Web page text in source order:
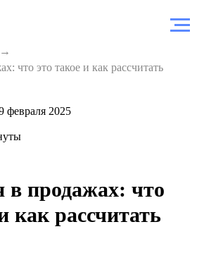
→
что это такое и как рассчитать
февраля 2025
в продажах: что
как рассчитать